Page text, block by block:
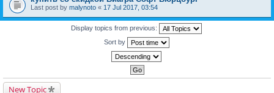
Last post by malynoto « 17 Jul 2017, 03:54
Display topics from previous:
Sort by
New Topic